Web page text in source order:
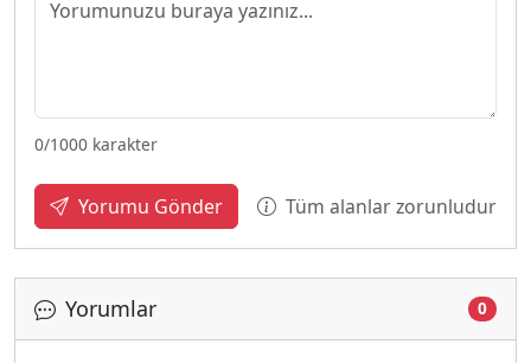
0/1000 karakter
Yorumu Gönder Tüm alanlar zorunludur
Yorumlar 0